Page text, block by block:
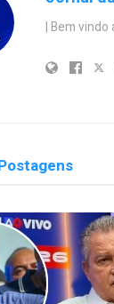
| Bem vindo